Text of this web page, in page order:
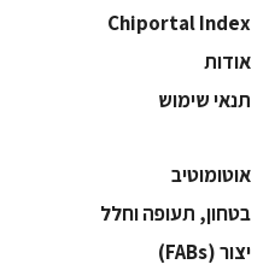
Chiportal Index
אודות
תנאי שימוש
אוטומוטיב
בטחון, תעופה וחלל
‫יצור (‪(FABs‬‬